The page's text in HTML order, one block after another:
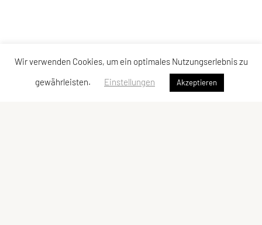
Wir verwenden Cookies, um ein optimales Nutzungserlebnis zu
gewährleisten.
Einstellungen Akzeptieren